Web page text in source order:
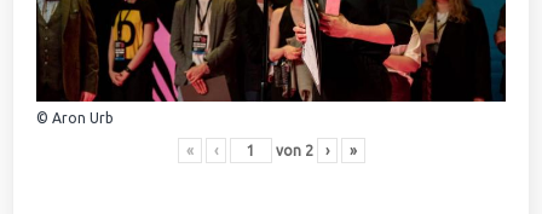
© Aron Urb
« ‹ von 2 › »